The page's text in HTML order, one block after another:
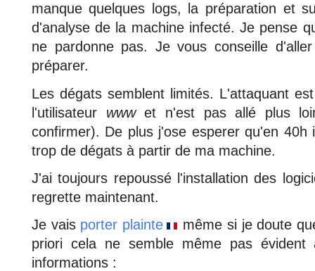
manque quelques logs, la préparation et
d'analyse de la machine infecté. Je pense
ne pardonne pas. Je vous conseille
préparer.
Les dégats semblent limités. L'attaquant
l'utilisateur wwwet n'est pas allé plus
confirmer). De plus j'ose esperer qu'en
trop de dégats à partir de ma machine.
J'ai toujours repoussé l'installation des
regrette maintenant.
Je vais porter plainte
même si je doute
priori cela ne semble même pas
informations :